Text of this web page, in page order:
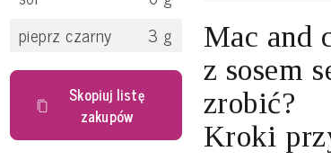
pieprz czarny
3 g
Skopiuj listę
zakupów
Mac and
z sosem
zrobić?
Kroki